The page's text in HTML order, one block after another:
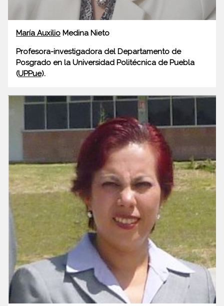
María Auxilio Medina Nieto
Profesora-investigadora del Departamento de
Posgrado en la Universidad Politécnica de Puebla
(UPPue).